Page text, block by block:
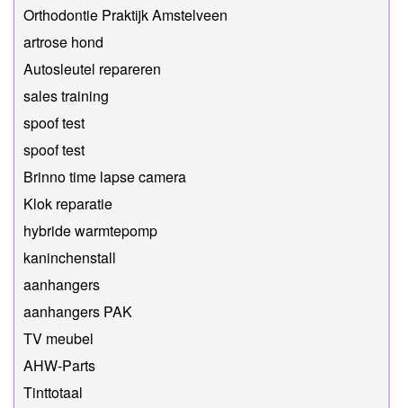
Orthodontie Praktijk Amstelveen
artrose hond
Autosleutel repareren
sales training
spoof test
spoof test
Brinno time lapse camera
Klok reparatie
hybride warmtepomp
kaninchenstall
aanhangers
aanhangers PAK
TV meubel
AHW-Parts
Tinttotaal